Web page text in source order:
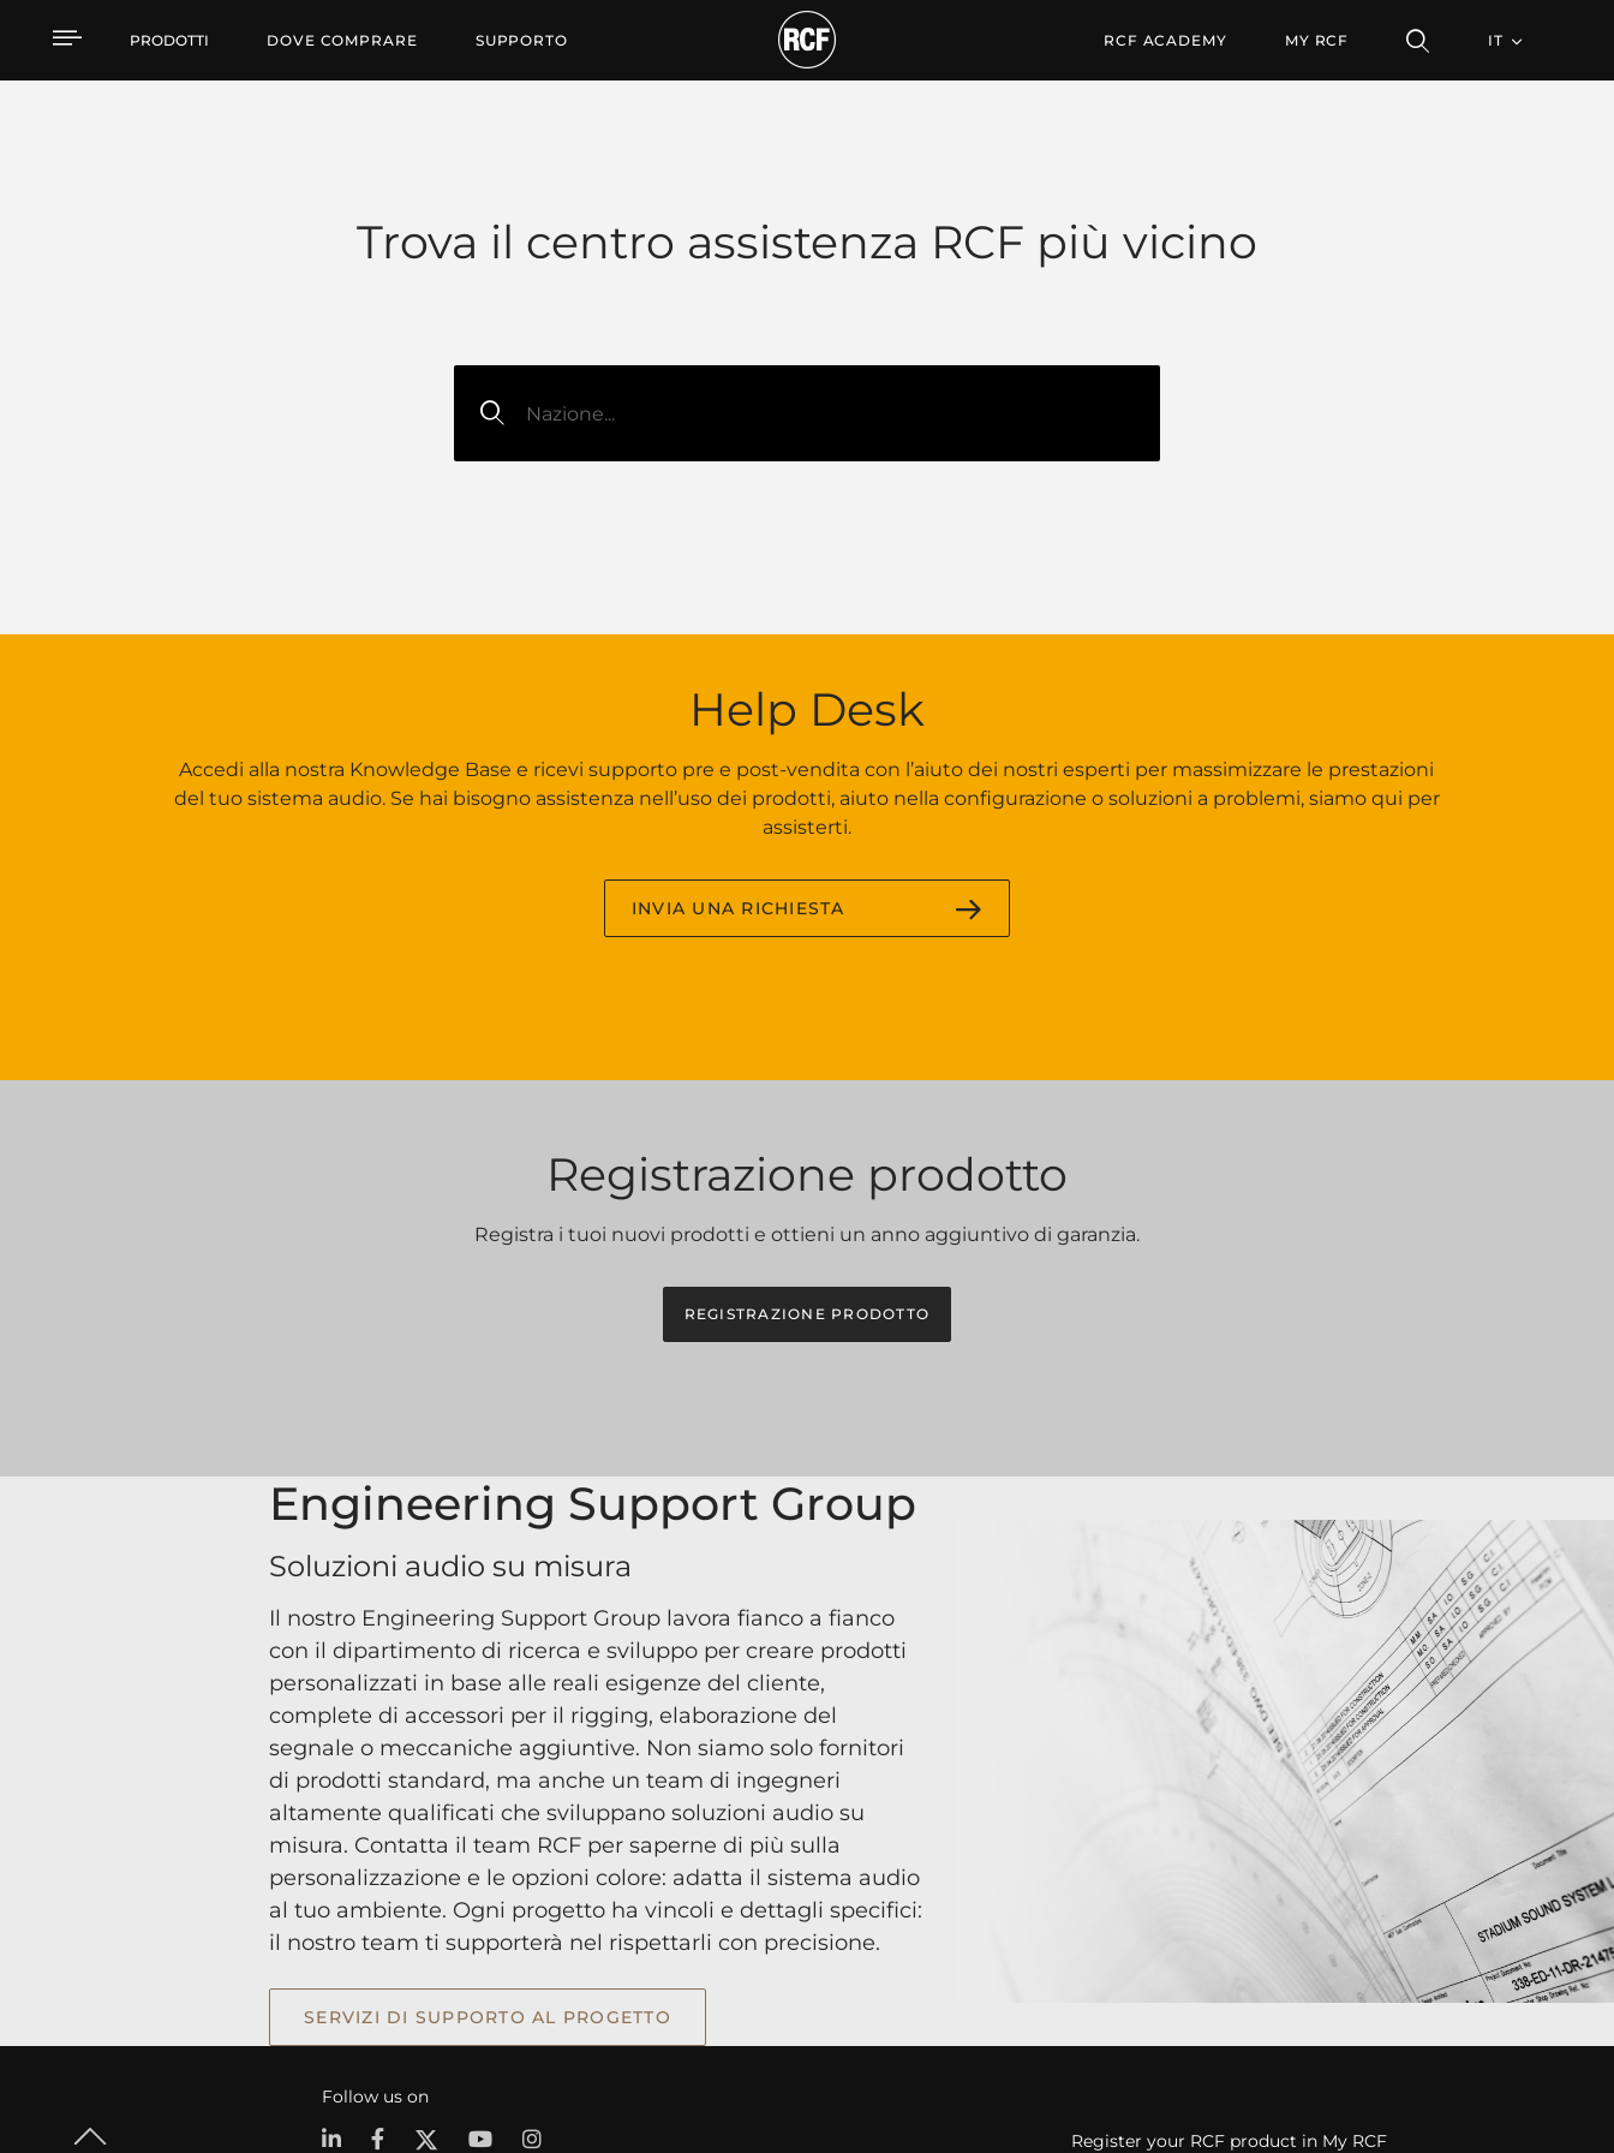
Supporto RCF
PRODOTTI DOVE COMPRARE SUPPORTO RCF ACADEMY MY RCF IT
Trova il centro assistenza RCF più vicino
Help Desk
Accedi alla nostra Knowledge Base e ricevi supporto pre e post-vendita con l’aiuto dei nostri esperti per massimizzare le prestazioni
del tuo sistema audio. Se hai bisogno assistenza nell’uso dei prodotti, aiuto nella configurazione o soluzioni a problemi, siamo qui per
assisterti.
INVIA UNA RICHIESTA
Registrazione prodotto
Registra i tuoi nuovi prodotti e ottieni un anno aggiuntivo di garanzia.
REGISTRAZIONE PRODOTTO
Engineering Support Group
Soluzioni audio su misura
Il nostro Engineering Support Group lavora fianco a fianco
con il dipartimento di ricerca e sviluppo per creare prodotti
personalizzati in base alle reali esigenze del cliente,
complete di accessori per il rigging, elaborazione del
segnale o meccaniche aggiuntive. Non siamo solo fornitori
di prodotti standard, ma anche un team di ingegneri
altamente qualificati che sviluppano soluzioni audio su
misura. Contatta il team RCF per saperne di più sulla
personalizzazione e le opzioni colore: adatta il sistema audio
al tuo ambiente. Ogni progetto ha vincoli e dettagli specifici:
il nostro team ti supporterà nel rispettarli con precisione.
SERVIZI DI SUPPORTO AL PROGETTO
Follow us on
Register your RCF product in My RCF